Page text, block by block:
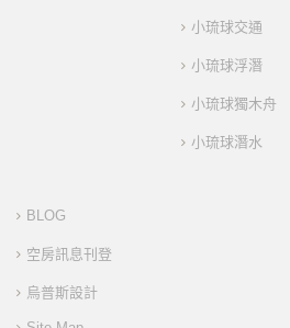
小琉球交通
小琉球浮潛
小琉球獨木舟
小琉球潛水
BLOG
空房訊息刊登
烏普斯設計